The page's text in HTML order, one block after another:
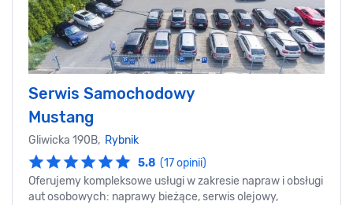
Serwis Samochodowy
Mustang
Gliwicka 190B, Rybnik
5.8 (17 opinii)
Oferujemy kompleksowe usługi w zakresie napraw i obsługi
aut osobowych: naprawy bieżące, serwis olejowy,